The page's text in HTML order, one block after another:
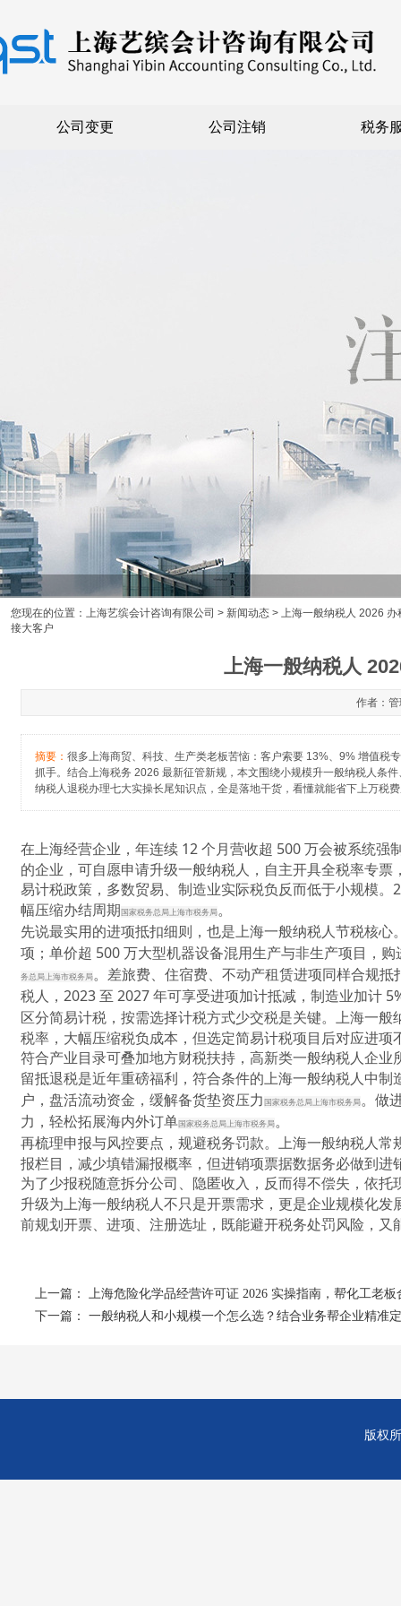
公司变更 公司注销 税务
您现在的位置： 上海艺缤会计咨询有限公司 > 新闻动态 > 上海一般纳税人 2026
接大客户
上海一般纳税人
作者：
摘要： 很多上海商贸、科技、生产类老板苦恼：客户索要 13%、9% 增值税
抓手。结合上海税务 2026 最新征管新规，本文围绕小规模升一般纳税人条
纳税人退税办理七大实操长尾知识点，全是落地干货，看懂就能省下上万税
在上海经营企业，年连续 12 个月营收超 500 万会被系统强
的企业，可自愿申请升级一般纳税人，自主开具全税率专
易计税政策，多数贸易、制造业实际税负反而低于小规模
幅压缩办结周期国家税务总局上海市税务局。
先说最实用的进项抵扣细则，也是上海一般纳税人节税核心
项；单价超 500 万大型机器设备混用生产与非生产项目，
务总局上海市税务局。差旅费、住宿费、不动产租赁进项同样合规
税人，2023 至 2027 年可享受进项加计抵减，制造业加计
区分简易计税，按需选择计税方式少交税是关键。 上海一般
税率，大幅压缩税负成本，但选定简易计税项目后对应进
符合产业目录可叠加地方财税扶持，高新类一般纳税人企
留抵退税是近年重磅福利，符合条件的上海一般纳税人中制
户，盘活流动资金，缓解备货垫资压力国家税务总局上海市税务局。做
力，轻松拓展海内外订单国家税务总局上海市税务局。
再梳理申报与风控要点，规避税务罚款。 上海一般纳税人常
报栏目，减少填错漏报概率，但进销项票据数据务必做到
为了少报税随意拆分公司、隐匿收入，反而得不偿失，依
升级为上海一般纳税人不只是开票需求，更是企业规模化
前规划开票、进项、注册选址，既能避开税务处罚风险，
上一篇： 上海危险化学品经营许可证 2026 实操指南，帮化工老
下一篇： 一般纳税人和小规模一个怎么选？结合业务帮企业精准
版权